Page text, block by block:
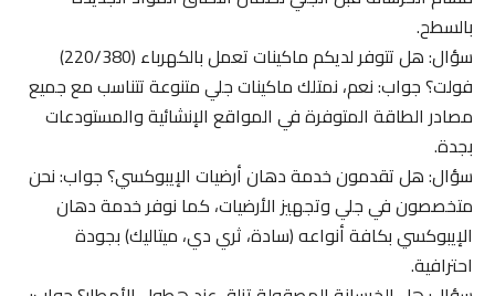
بالسطح.
سؤال: هل تتوفر لديكم ماكينات تعمل بالكهرباء (220/380)
فولت؟ جواب: نعم، نمتلك ماكينات جلي متنوعة تتناسب مع جميع
مصادر الطاقة المتوفرة في المواقع الإنشائية والمستودعات
بجدة.
سؤال: هل تقدمون خدمة دهان أرضيات الإيبوكسي؟ جواب: نحن
متخصصون في جلي وتجهيز الأرضيات، كما نوفر خدمة دهان
الإيبوكسي بكافة أنواعه (سادة، ثري دي، ميتاليك) بجودة
احترافية.